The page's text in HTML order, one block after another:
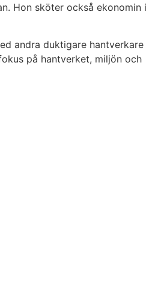
Hon sköter också ekonomin i
andra duktigare hantverkare
på hantverket, miljön och